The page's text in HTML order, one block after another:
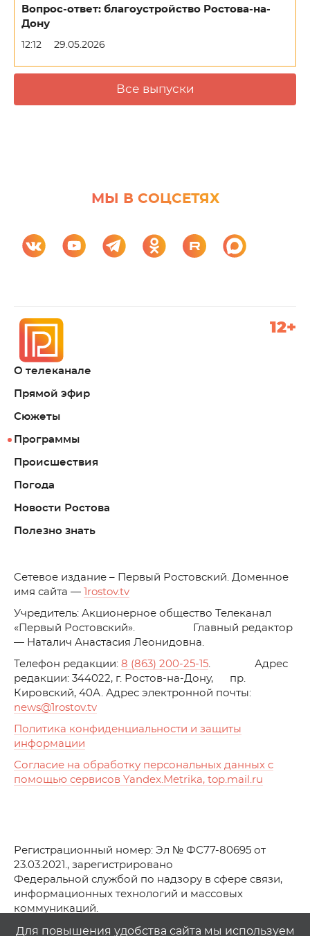
Вопрос-ответ: благоустройство Ростова-на-
Дону
12:12 29.05.2026
Все выпуски
МЫ В СОЦСЕТЯХ
О телеканале
Прямой эфир
Сюжеты
Программы
Происшествия
Погода
Новости Ростова
Полезно знать
12+
Cетевое издание – Первый Ростовский. Доменное
имя сайта —
1rostov.tv
Учредитель: Акционерное общество Телеканал
«Первый Ростовский». Главный редактор
— Наталич Анастасия Леонидовна.
Телефон редакции: 8 (863) 200-25-15. Адрес
редакции: 344022, г. Ростов-на-Дону, пр.
Кировский, 40А. Адрес электронной почты:
news@1rostov.tv
Политика конфиденциальности и защиты
информации
Согласие на обработку персональных данных с
помощью сервисов Yandex.Metrika, top.mail.ru
Регистрационный номер: Эл № ФС77-80695 от
23.03.2021., зарегистрировано
Федеральной службой по надзору в сфере связи,
информационных технологий и массовых
коммуникаций.
© АО Телеканал «Первый Ростовский» (2021-2025)
Для повышения удобства сайта мы используем